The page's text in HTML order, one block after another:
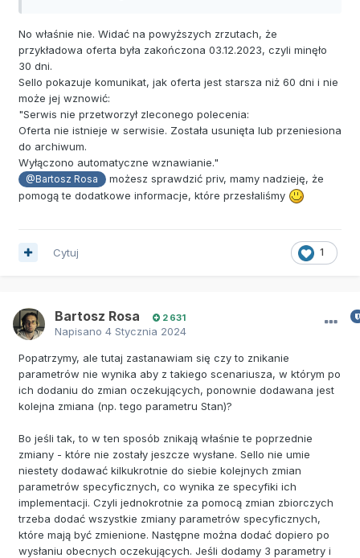
No właśnie nie. Widać na powyższych zrzutach, że
przykładowa oferta była zakończona 03.12.2023, czyli minęło
30 dni.
Sello pokazuje komunikat, jak oferta jest starsza niż 60 dni i nie
może jej wznowić:
"Serwis nie przetworzył zleconego polecenia:
Oferta nie istnieje w serwisie. Została usunięta lub przeniesiona
do archiwum.
Wyłączono automatyczne wznawianie."
@Bartosz Rosa
możesz sprawdzić priv, mamy nadzieję, że
pomogą te dodatkowe informacje, które przesłaliśmy
1
Cytuj
Bartosz Rosa 2 631
Napisano 4 Stycznia 2024
Popatrzymy, ale tutaj zastanawiam się czy to znikanie
parametrów nie wynika aby z takiego scenariusza, w którym po
ich dodaniu do zmian oczekujących, ponownie dodawana jest
kolejna zmiana (np. tego parametru Stan)?
Bo jeśli tak, to w ten sposób znikają właśnie te poprzednie
zmiany - które nie zostały jeszcze wysłane. Sello nie umie
niestety dodawać kilkukrotnie do siebie kolejnych zmian
parametrów specyficznych, co wynika ze specyfiki ich
implementacji. Czyli jednokrotnie za pomocą zmian zbiorczych
trzeba dodać wszystkie zmiany parametrów specyficznych,
które mają być zmienione. Następne można dodać dopiero po
wysłaniu obecnych oczekujących. Jeśli dodamy 3 parametry i